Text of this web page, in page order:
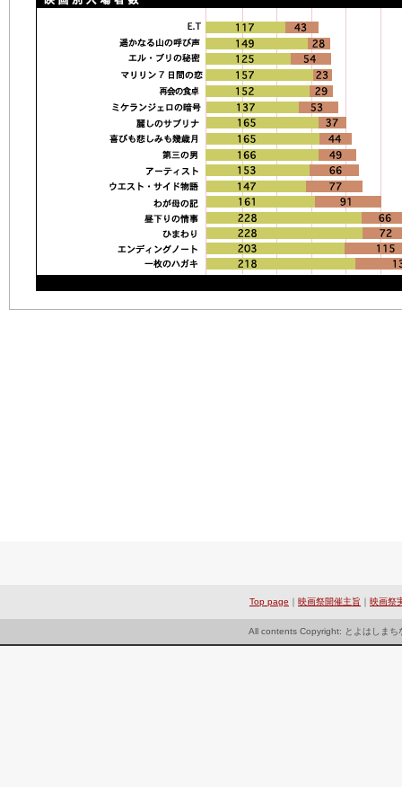
Top page ｜ 映画祭開催主旨 ｜ 映画祭
All contents Copyright: とよはしまち